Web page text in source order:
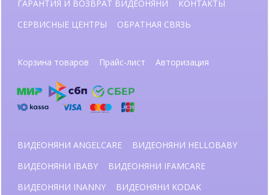
ГАРАНТИЯ И ВОЗВРАТ ВИДЕОНЯНИ
КОНТАКТЫ
СЕРВИСНЫЕ ЦЕНТРЫ
ОБРАТНАЯ СВЯЗЬ
Корзина товаров Прайс-лист Авторизация
ВИДЕОНЯНИ ANGELCARE
ВИДЕОНЯНИ HELLOBABY
ВИДЕОНЯНИ IBABY
ВИДЕОНЯНИ IFAMCARE
ВИДЕОНЯНИ INANNY
ВИДЕОНЯНИ KODAK